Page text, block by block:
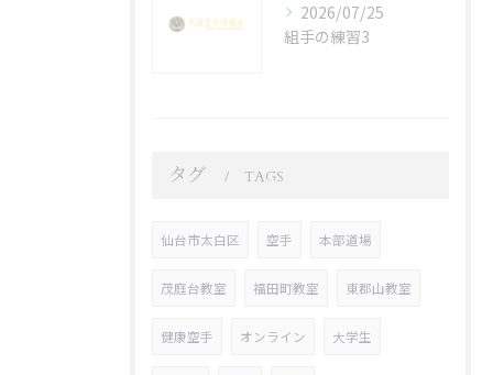
2026/07/25
組手の練習3
タグ TAGS
仙台市太白区 空手 本部道場
茂庭台教室 福田町教室 東郡山教室
健康空手 オンライン 大学生